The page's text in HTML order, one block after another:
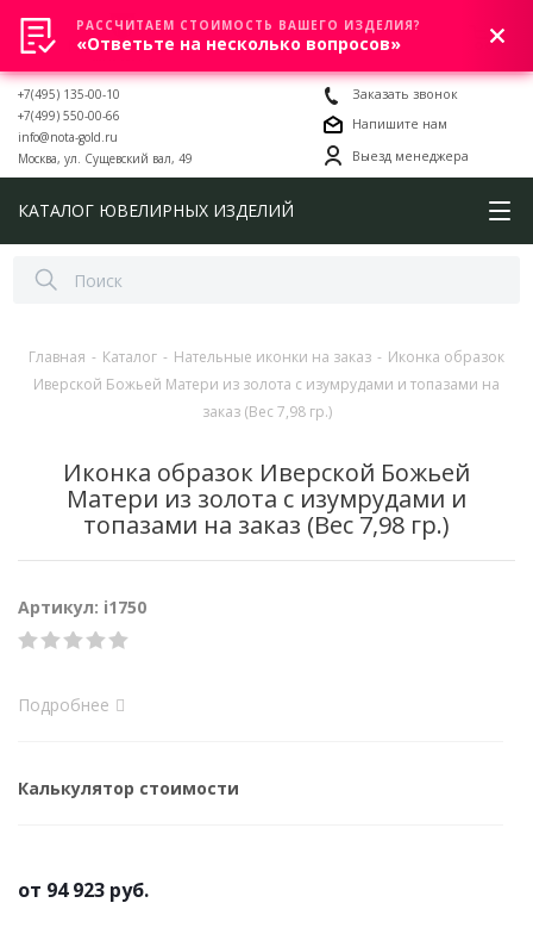
0
+7(495) 135-00-10
+7(499) 550-00-66
info@nota-gold.ru
Москва, ул. Сущевский вал, 49
Заказать звонок
Напишите нам
Выезд менеджера
КАТАЛОГ ЮВЕЛИРНЫХ ИЗДЕЛИЙ
Главная - Каталог - Нательные иконки на заказ - Иконка образок
Иверской Божьей Матери из золота с изумрудами и топазами на
заказ (Вес 7,98 гр.)
Иконка образок Иверской Божьей
Матери из золота с изумрудами и
топазами на заказ (Вес 7,98 гр.)
Артикул: i1750
Подробнее
Калькулятор стоимости
от 94 923 руб.
РАССЧИТАЕМ СТОИМОСТЬ ВАШЕГО ИЗДЕЛИЯ?
«Ответьте на несколько вопросов»